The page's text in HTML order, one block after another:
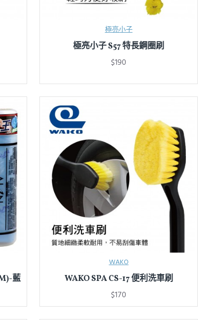
極亮小子
極亮小子 S57 特長鋼圈刷
$190
藍
WAKO
WAKO SPA CS-17 便利洗車刷
$170